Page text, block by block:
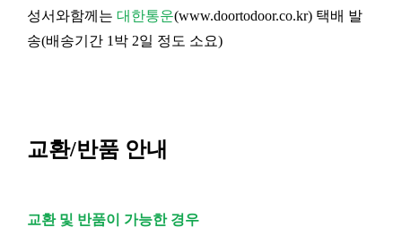
성서와함께는 대한통운(www.doortodoor.co.kr) 택배 발
송(배송기간 1박 2일 정도 소요)
교환/반품 안내
교환 및 반품이 가능한 경우